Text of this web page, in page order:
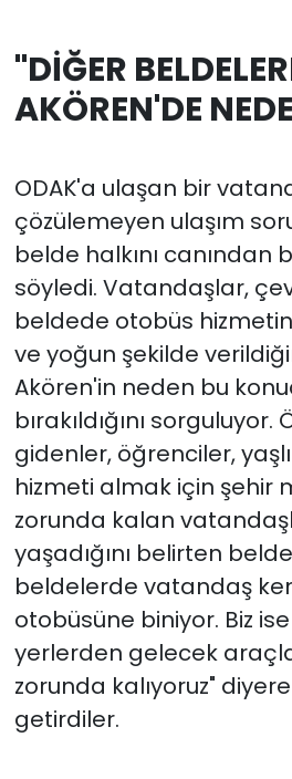
"DİĞER
AKÖREN'DE
ODAK'a ulaşan bir
çözülemeyen ulaşım
belde halkını canından
söyledi. Vatandaşlar,
beldede otobüs
ve yoğun şekilde
Akören'in neden bu
bırakıldığını sorguluyor.
gidenler, öğrenciler,
hizmeti almak için şehir
zorunda kalan
yaşadığını belirten
beldelerde vatandaş
otobüsüne biniyor. Biz
yerlerden gelecek
zorunda kalıyoruz"
getirdiler.